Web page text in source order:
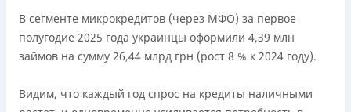
В сегменте микрокредитов (через МФО) за первое
полугодие 2025 года украинцы оформили 4,39 млн
займов на сумму 26,44 млрд грн (рост 8 % к 2024 году).
Видим, что каждый год спрос на кредиты наличными